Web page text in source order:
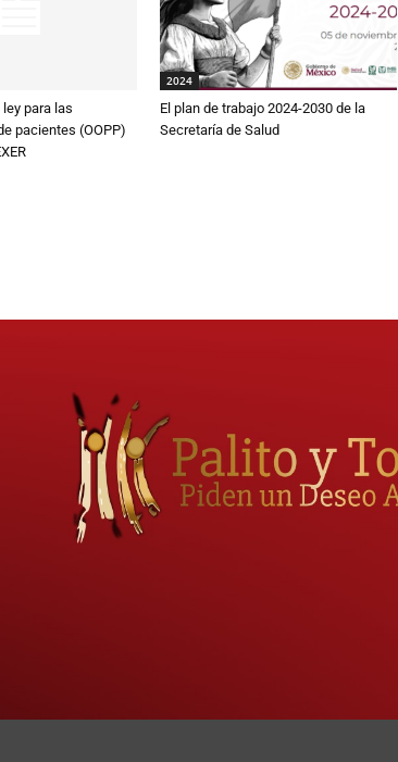
para las
pacientes (OOPP)
2024
El plan de trabajo 2024-2030 de la
Secretaría de Salud